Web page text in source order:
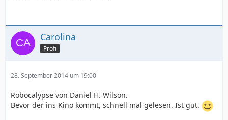
Carolina
Profi
28. September 2014 um 19:00
Robocalypse von Daniel H. Wilson.
Bevor der ins Kino kommt, schnell mal gelesen. Ist gut.